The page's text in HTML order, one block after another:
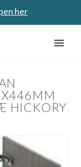
her
HICKORY